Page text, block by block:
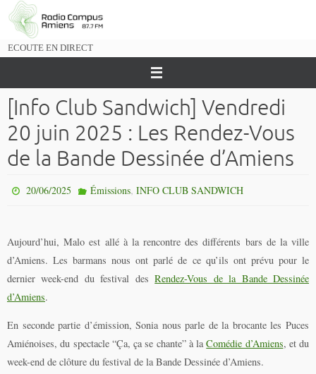
Passer
vers
ECOUTE EN DIRECT
[Info Club Sandwich] Vendredi
20 juin 2025 : Les Rendez-Vous
de la Bande Dessinée d’Amiens
20/06/2025 Émissions, INFO CLUB SANDWICH
Aujourd’hui, Malo est allé à la rencontre des différents bars de la ville
d’Amiens. Les barmans nous ont parlé de ce qu’ils ont prévu pour le
dernier week-end du festival desRendez-Vous de la Bande Dessinée
d’Amiens.
En seconde partie d’émission, Sonia nous parle de la brocante les Puces
Amiénoises, du spectacle “Ça, ça se chante” à laComédie d’Amiens, et du
week-end de clôture du festival de la Bande Dessinée d’Amiens.